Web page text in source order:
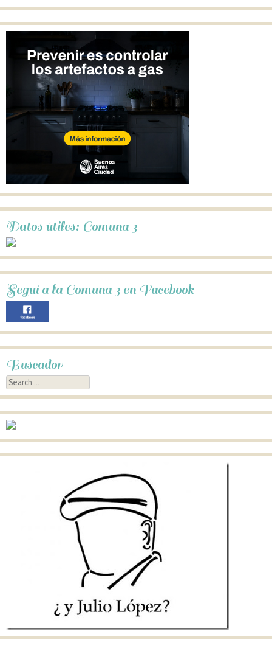
Datos útiles: Comuna 3
Seguí a la Comuna 3 en Facebook
Buscador
Search